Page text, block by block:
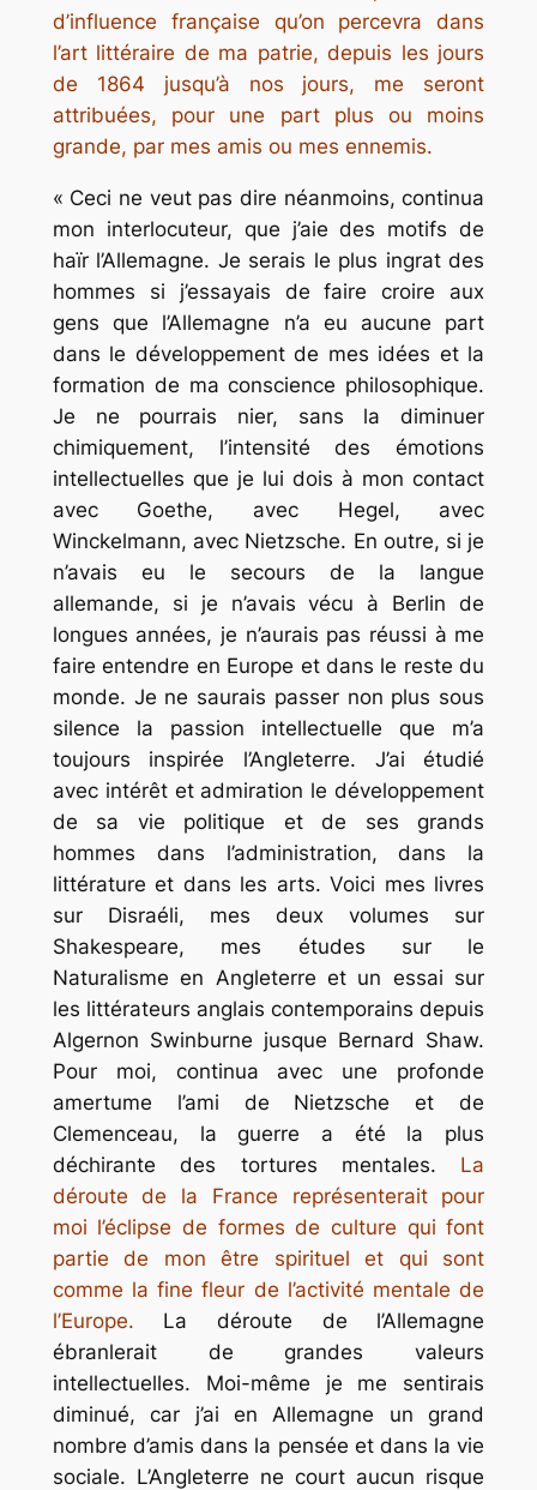
d’influence française qu’on percevra dans
l’art littéraire de ma patrie, depuis les jours
de 1864 jusqu’à nos jours, me seront
attribuées, pour une part plus ou moins
grande, par mes amis ou mes ennemis.
« Ceci ne veut pas dire néanmoins, continua
mon interlocuteur, que j’aie des motifs de
haïr l’Allemagne. Je serais le plus ingrat des
hommes si j’essayais de faire croire aux
gens que l’Allemagne n’a eu aucune part
dans le développement de mes idées et la
formation de ma conscience philosophique.
Je ne pourrais nier, sans la diminuer
chimiquement, l’intensité des émotions
intellectuelles que je lui dois à mon contact
avec Goethe, avec Hegel, avec
Winckelmann, avec Nietzsche. En outre, si je
n’avais eu le secours de la langue
allemande, si je n’avais vécu à Berlin de
longues années, je n’aurais pas réussi à me
faire entendre en Europe et dans le reste du
monde. Je ne saurais passer non plus sous
silence la passion intellectuelle que m’a
toujours inspirée l’Angleterre. J’ai étudié
avec intérêt et admiration le développement
de sa vie politique et de ses grands
hommes dans l’administration, dans la
littérature et dans les arts. Voici mes livres
sur Disraéli, mes deux volumes sur
Shakespeare, mes études sur le
Naturalisme en Angleterre et un essai sur
les littérateurs anglais contemporains depuis
Algernon Swinburne jusque Bernard Shaw.
Pour moi, continua avec une profonde
amertume l’ami de Nietzsche et de
Clemenceau, la guerre a été la plus
déchirante des tortures mentales. La
déroute de la France représenterait pour
moi l’éclipse de formes de culture qui font
partie de mon être spirituel et qui sont
comme la fine fleur de l’activité mentale de
l’Europe. La déroute de l’Allemagne
ébranlerait de grandes valeurs
intellectuelles. Moi-même je me sentirais
diminué, car j’ai en Allemagne un grand
nombre d’amis dans la pensée et dans la vie
sociale. L’Angleterre ne court aucun risque